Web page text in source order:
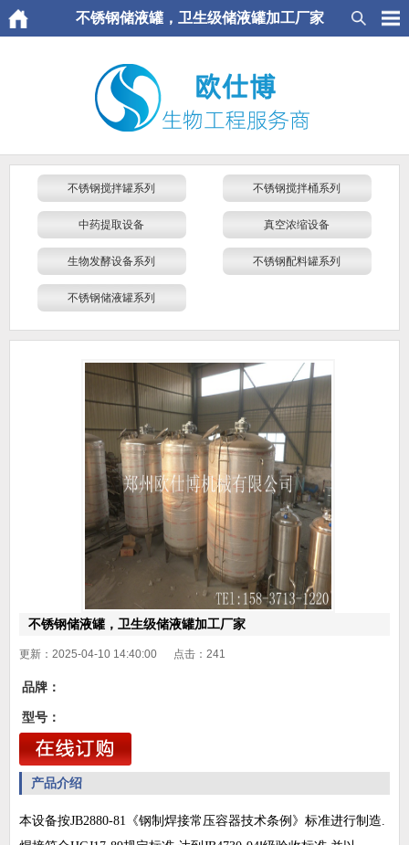
不锈钢储液罐，卫生级储液罐加工厂家
不锈钢搅拌罐系列 不锈钢搅拌桶系列
中药提取设备 真空浓缩设备
生物发酵设备系列 不锈钢配料罐系列
不锈钢储液罐系列
不锈钢储液罐，卫生级储液罐加工厂家
更新：2025-04-10 14:40:00 点击： 241
品牌：
型号：
产品介绍
本设备按JB2880-81 《钢制焊接常压容器技术条例》标准进行制造.